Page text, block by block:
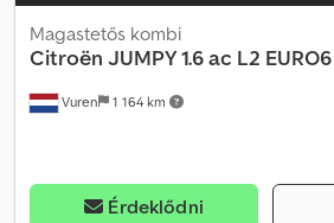
Vuren 1 164 km
Magastetős kombi
Citroën JUMPY 1.6 ac L2 EURO6
Érdeklődni